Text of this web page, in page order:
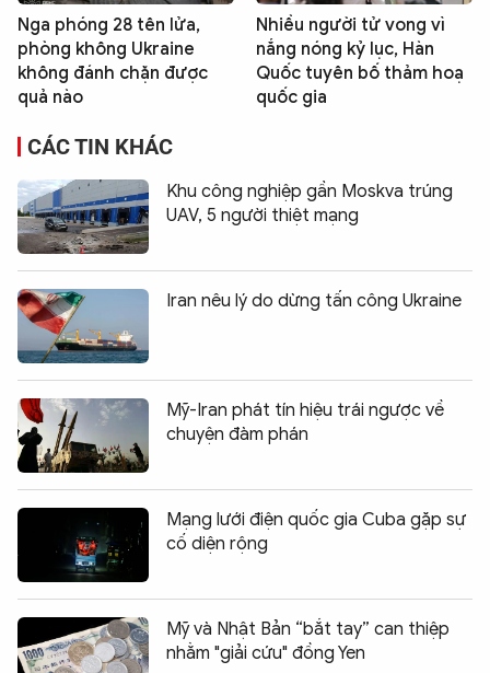
Nga phóng 28 tên lửa,
phòng không Ukraine
không đánh chặn được
quả nào
Nhiều người tử vong vì
nắng nóng kỷ lục, Hàn
Quốc tuyên bố thảm hoạ
quốc gia
CÁC TIN KHÁC
Khu công nghiệp gần Moskva trúng
UAV, 5 người thiệt mạng
Iran nêu lý do dừng tấn công Ukraine
Mỹ-Iran phát tín hiệu trái ngược về
chuyện đàm phán
Mạng lưới điện quốc gia Cuba gặp sự
cố diện rộng
Mỹ và Nhật Bản “bắt tay” can thiệp
nhằm "giải cứu" đồng Yen